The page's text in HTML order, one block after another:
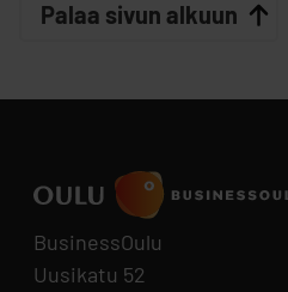
Palaa sivun alkuun
BusinessOulu
Uusikatu 52